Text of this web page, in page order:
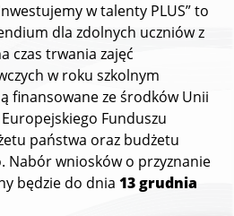
w talenty PLUS” to
dla zdolnych uczniów z
czas trwania zajęć
w roku szkolnym
finansowane ze środków Unii
Funduszu
państwa oraz budżetu
Nabór wniosków o przyznanie
będzie do dnia 13 grudnia